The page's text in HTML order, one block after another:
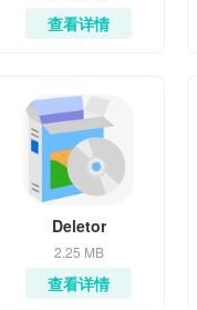
查看详情
Deletor
2.25 MB
查看详情